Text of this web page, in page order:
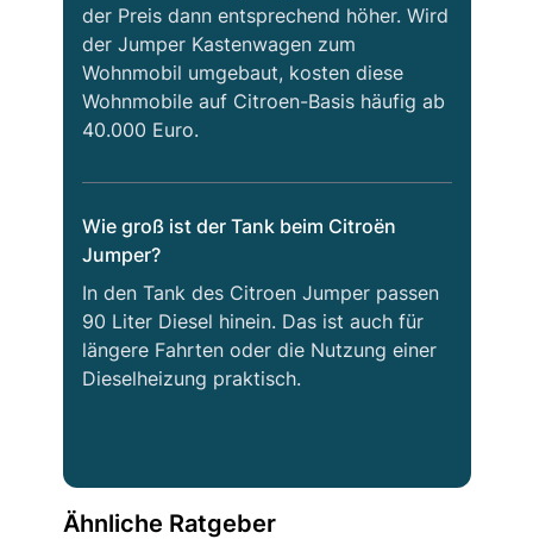
der Preis dann entsprechend höher. Wird
der Jumper Kastenwagen zum
Wohnmobil umgebaut, kosten diese
Wohnmobile auf Citroen-Basis häufig ab
40.000 Euro.
Wie groß ist der Tank beim Citroën
Jumper?
In den Tank des Citroen Jumper passen
90 Liter Diesel hinein. Das ist auch für
längere Fahrten oder die Nutzung einer
Dieselheizung praktisch.
Ähnliche Ratgeber